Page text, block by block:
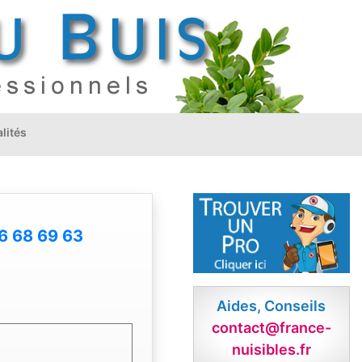
68 69 63
Aides, Conseils
contact@france-
nuisibles.fr